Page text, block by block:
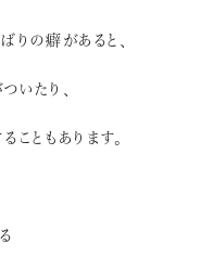
りの癖があると、
いたり、
ともあります。